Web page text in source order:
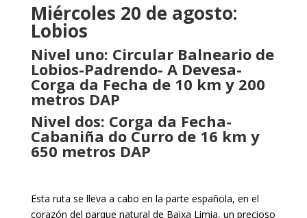
Miércoles 20 de agosto:
Lobios
Nivel uno: Circular Balneario de
Lobios-Padrendo- A Devesa-
Corga da Fecha de 10 km y 200
metros DAP
Nivel dos: Corga da Fecha-
Cabaniña do Curro de 16 km y
650 metros DAP
Esta ruta se lleva a cabo en la parte española, en el
corazón del parque natural de Baixa Limia, un precioso